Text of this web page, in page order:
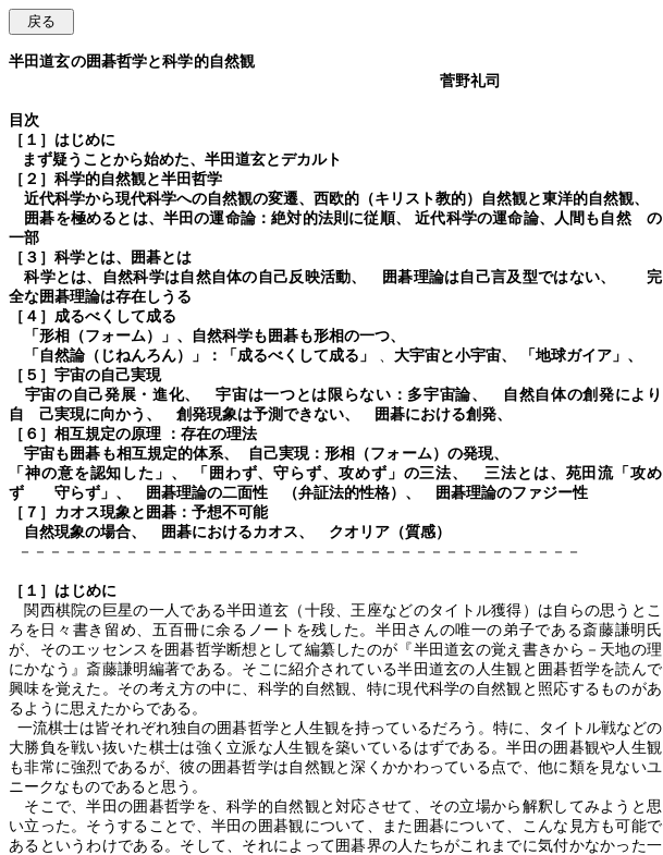
半田道玄の囲碁哲学と科学的自然観
菅野礼司
目次
［１］はじめに
まず疑うことから始めた、 半田道玄とデカルト
［２］科学的自然観と半田哲学
近代科学から現代科学への自然観の変遷、西欧的（キリスト教的）自然観と東洋的自然観、
囲碁を極めるとは、 半田の運命論：絶対的法則に従順、 近代科学の運命論、
人間も自然 の
一部
［３］科学とは、囲碁とは
科学とは、
自然科学は自然自体の自己反映活動、 囲碁理論は自己言及型ではない、 完
全な囲碁理論は存在しうる
［４］成るべくして成る
「形相（フォーム）」、
自然科学も囲碁も形相の一つ、
「自然論（じねんろん）」：「成るべくして成る」
、 大宇宙と小宇宙、
「地球ガイア」、
［５］宇宙の自己実現
宇宙の自己発展・進化、 宇宙は一つとは限らない：多宇宙論、 自然自体の創発により
自 己実現に向かう、 創発現象は予測できない、
囲碁における創発、
［６］相互規定の原理
：存在の理法
宇宙も囲碁も相互規定的体系、
自己実現：形相（フォーム）の発現、
「神の意を認知した」、
「囲わず、守らず、攻めず」の三法、三法とは、苑田流「攻め
ず 守らず」、
囲碁理論の二面性 （弁証法的性格）、
囲碁理論のファジー性
［７］カオス現象と囲碁：予想不可能
自然現象の場合、 囲碁におけるカオス、 クオリア（質感）
－－－－－－－－－－－－－－－－－－－－－－－－－－－－－－－－－－－－－
［１］はじめに
関西棋院の巨星の一人である半田道玄 （十段、王座などのタイトル獲得） は自らの思うとこ
ろを日々書き留め、五百冊に余るノートを残した。半田さんの唯一の弟子である斎藤謙明氏
が、そのエッセンスを囲碁哲学断想として編纂したのが『半田道玄の覚え書きから－天地の理
にかなう』斎藤謙明編著である。そこに紹介されている半田道玄の人生観と囲碁哲学を読んで
興味を覚えた。その考え方の中に、科学的自然観、特に現代科学の自然観と照応するものがあ
るように思えたからである。
一流棋士は皆それぞれ独自の囲碁哲学と人生観を持っているだろう。特に、タイトル戦などの
大勝負を戦い抜いた棋士は強く立派な人生観を築いているはずである。半田の囲碁観や人生観
も非常に強烈であるが、彼の囲碁哲学は自然観と深くかかわっている点で、他に類を見ないユ
ニークなものであると思う。
そこで、半田の囲碁哲学を、科学的自然観と対応させて、その立場から解釈してみようと思
い立った。そうすることで、半田の囲碁観について、また囲碁について、こんな見方も可能で
あるというわけである。そして、それによって囲碁界の人たちがこれまでに気付かなかった一